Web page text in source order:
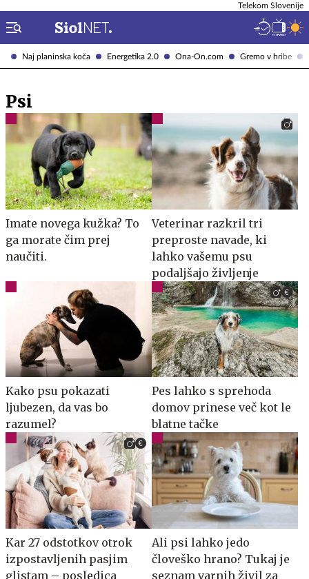
Naj planinska koča Energetika 2.0 Ona-On.com Gremo v hribe
Telekom Slovenije
Psi
Imate novega kužka? To
ga morate čim prej
naučiti.
Veterinar razkril tri
preproste navade, ki
lahko vašemu psu
podaljšajo življenje
Kako psu pokazati
ljubezen, da vas bo
razumel?
Pes lahko s sprehoda
domov prinese več kot le
blatne tačke
Kar 27 odstotkov otrok
izpostavljenih pasjim
glistam – posledica
Ali psi lahko jedo
človeško hrano? Tukaj je
seznam varnih živil za